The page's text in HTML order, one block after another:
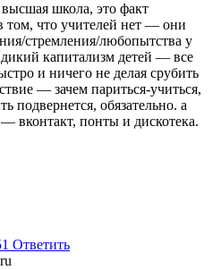
высшая школа, это факт
том, что учителей нет — они
стремления/любопытства у
дикий капитализм детей — все
и ничего не делая срубить
— зачем париться-учиться,
подвернется, обязательно. а
вконтакт, понты и дискотека.
Ответить